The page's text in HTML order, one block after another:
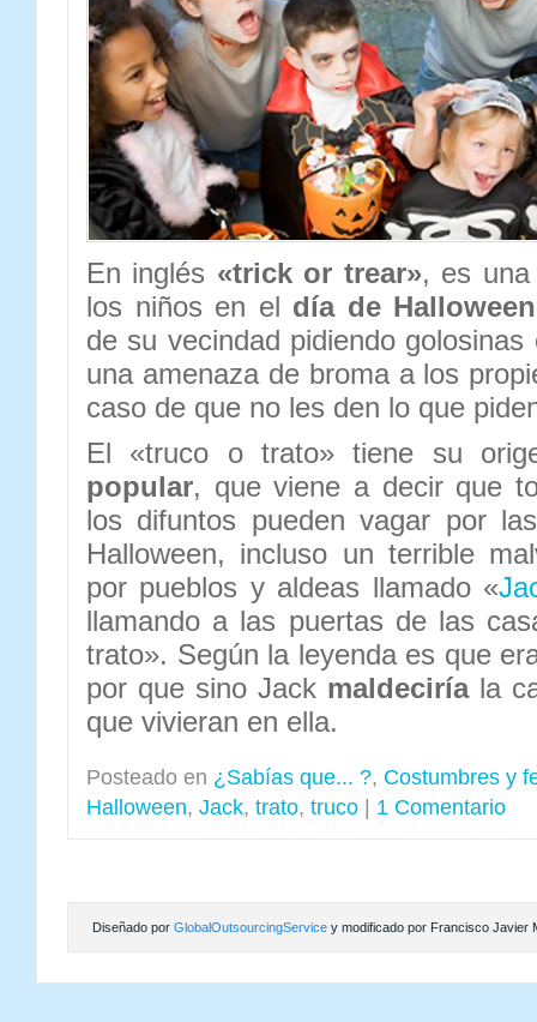
En inglés «trick or trear», es una
los niños en el día de Halloween
de su vecindad pidiendo
una amenaza de broma a los
caso de que no les den lo que
El «truco o trato» tiene su
popular, que viene a decir que
los difuntos pueden vagar por
Halloween, incluso un terrible
por pueblos y aldeas llamado «
llamando a las puertas de las
trato». Según la leyenda es que
por que sino Jack maldeciríala
que vivieran en ella.
Posteado en ¿Sabías que... ?, Costumbres y
Halloween, Jack, trato, truco 1 Comentario
Diseñado por GlobalOutsourcingService y modificado por Francisco Javier